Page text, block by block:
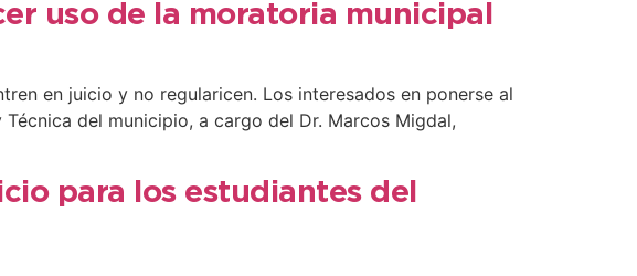
uso de la moratoria municipal
en juicio y no regularicen. Los interesados en ponerse al
del municipio, a cargo del Dr. Marcos Migdal,
para los estudiantes del